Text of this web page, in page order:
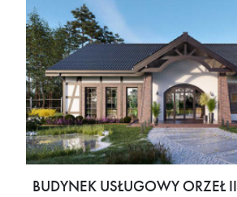
BUDYNEK USŁUGOWY ORZEŁ II